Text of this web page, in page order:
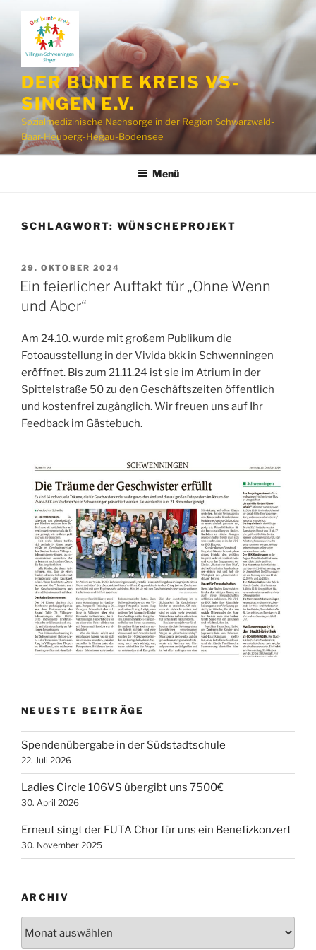
springen
DER BUNTE KREIS VS-
SINGEN E.V.
Sozialmedizinische Nachsorge in der Region Schwarzwald-
Baar-Heuberg-Hegau-Bodensee
Menü
SCHLAGWORT: WÜNSCHEPROJEKT
VERÖFFENTLICHT
AM
29. OKTOBER 2024
Ein feierlicher Auftakt für „Ohne Wenn
und Aber“
Am 24.10. wurde mit großem Publikum die
Fotoausstellung in der Vivida bkk in Schwenningen
eröffnet. Bis zum 21.11.24 ist sie im Atrium in der
Spittelstraße 50 zu den Geschäftszeiten öffentlich
und kostenfrei zugänglich. Wir freuen uns auf Ihr
Feedback im Gästebuch.
NEUESTE BEITRÄGE
Spendenübergabe in der Südstadtschule
22. Juli 2026
Ladies Circle 106VS übergibt uns 7500€
30. April 2026
Erneut singt der FUTA Chor für uns ein Benefizkonzert
30. November 2025
ARCHIV